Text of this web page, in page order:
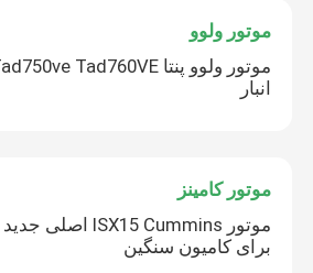
موتور ولوو
انبار
موتور کامینز
برای کامیون سنگین